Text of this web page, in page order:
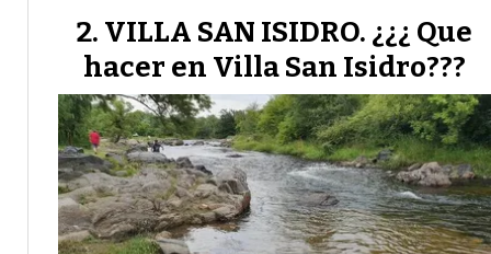
VILLA SAN ISIDRO. ¿¿¿ Que
hacer en Villa San Isidro???